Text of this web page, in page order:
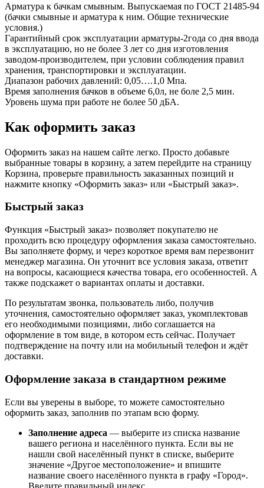
Арматура к бачкам смывным. Выпускаемая по ГОСТ 21485-94
(бачки смывные и арматура к ним. Общие технические
условия.)
Гарантийный срок эксплуатации арматуры-2года со дня ввода
в эксплуатацию, но не более 3 лет со дня изготовления
заводом-производителем, при условии соблюдения правил
хранения, транспортировки и эксплуатации.
Диапазон рабочих давлений: 0,05….1,0 Мпа.
Время заполнения бачков в объеме 6,0л, не боле 2,5 мин.
Уровень шума при работе не более 50 дБА.
Как оформить заказ
Оформить заказ на нашем сайте легко. Просто добавьте
выбранные товары в корзину, а затем перейдите на страницу
Корзина, проверьте правильность заказанных позиций и
нажмите кнопку «Оформить заказ» или «Быстрый заказ».
Быстрый заказ
Функция «Быстрый заказ» позволяет покупателю не
проходить всю процедуру оформления заказа самостоятельно.
Вы заполняете форму, и через короткое время вам перезвонит
менеджер магазина. Он уточнит все условия заказа, ответит
на вопросы, касающиеся качества товара, его особенностей. А
также подскажет о вариантах оплаты и доставки.
По результатам звонка, пользователь либо, получив
уточнения, самостоятельно оформляет заказ, укомплектовав
его необходимыми позициями, либо соглашается на
оформление в том виде, в котором есть сейчас. Получает
подтверждение на почту или на мобильный телефон и ждёт
доставки.
Оформление заказа в стандартном режиме
Если вы уверены в выборе, то можете самостоятельно
оформить заказ, заполнив по этапам всю форму.
Заполнение адреса — выберите из списка название
вашего региона и населённого пункта. Если вы не
нашли свой населённый пункт в списке, выберите
значение «Другое местоположение» и впишите
название своего населённого пункта в графу «Город».
Введите правильный индекс.